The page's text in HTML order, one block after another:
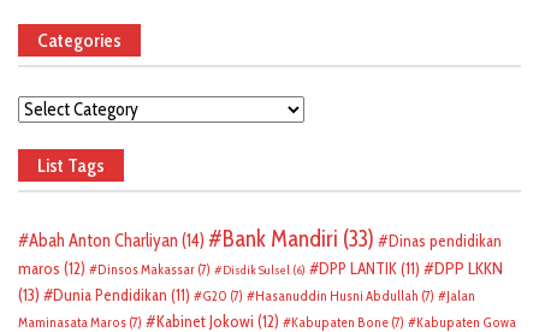
Categories
Categories
List Tags
Abah Anton Charliyan (14) Bank Mandiri (33)
Dinas pendidikan
maros (12) Dinsos Makassar (7) Disdik Sulsel (6) DPP LANTIK(11)
DPP LKKN
(13)
Dunia Pendidikan (11) G20 (7) Hasanuddin Husni Abdullah (7)
Jalan
Maminasata Maros (7) Kabinet Jokowi (12) Kabupaten Bone (7) Kabupaten Gowa